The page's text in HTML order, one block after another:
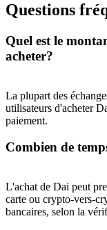
Invitez un ami
Deposit CASHCAT &
Questions
Quel est le
acheter?
La plupart des
utilisateurs d'acheter
paiement.
Combien de
L'achat de Dai peut
carte ou crypto-vers-
bancaires, selon la